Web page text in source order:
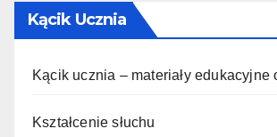
Kącik Ucznia
Kącik ucznia – materiały edukacyjne
Kształcenie słuchu